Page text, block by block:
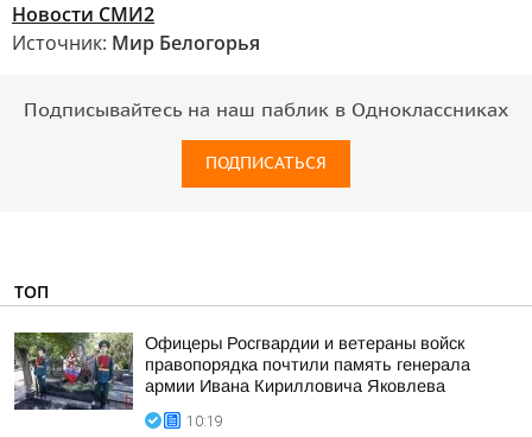
Новости СМИ2
Источник: Мир Белогорья
Подписывайтесь на наш паблик в Одноклассниках
ПОДПИСАТЬСЯ
ТОП
Офицеры Росгвардии и ветераны войск
правопорядка почтили память генерала
армии Ивана Кирилловича Яковлева
10:19